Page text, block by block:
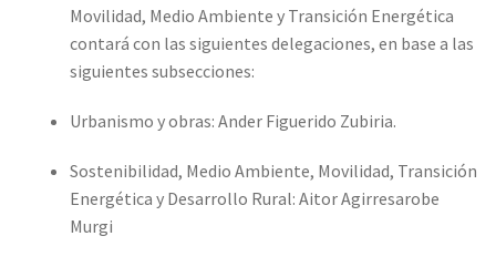
Movilidad, Medio Ambiente y Transición Energética
contará con las siguientes delegaciones, en base a las
siguientes subsecciones:
Urbanismo y obras: Ander Figuerido Zubiria.
Sostenibilidad, Medio Ambiente, Movilidad, Transición
Energética y Desarrollo Rural: Aitor Agirresarobe
Murgi